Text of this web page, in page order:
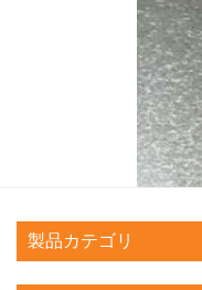
製品カテゴリ